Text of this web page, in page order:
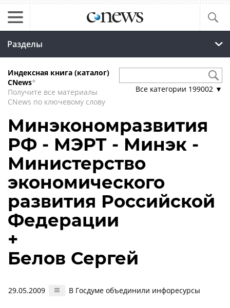
Разделы
Индексная книга (каталог)
CNews*
Получите все материалы
CNews по ключевому слову
Все категории 199002 ▼
Минэкономразвития
РФ - МЭРТ - Минэк -
Министерство
экономического
развития Российской
Федерации
+
Белов Сергей
29.05.2009 В Госдуме объединили инфоресурсы